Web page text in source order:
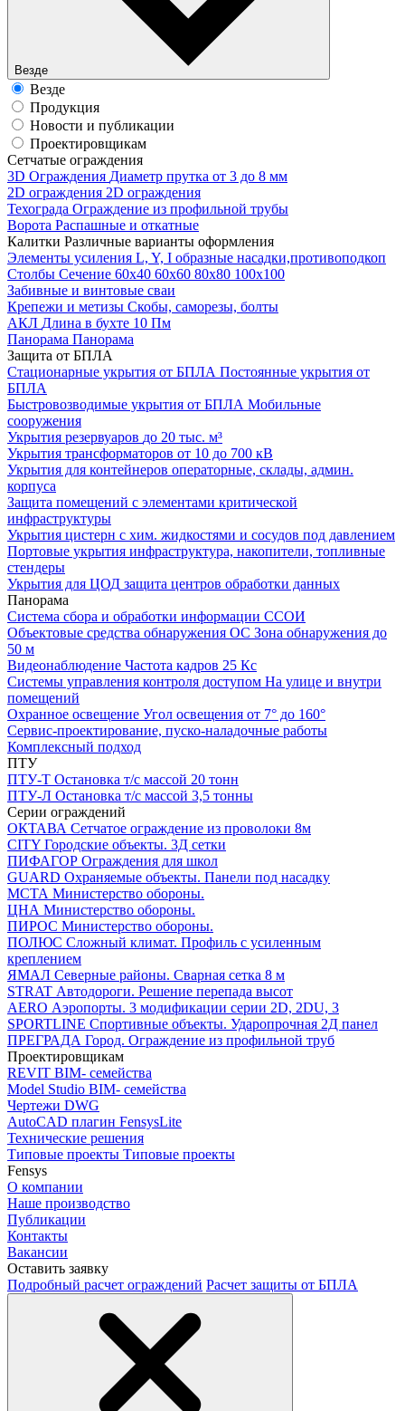
Везде
Везде
Продукция
Новости и публикации
Проектировщикам
Cетчатые ограждения
3D Ограждения Диаметр прутка от 3 до 8 мм
2D ограждения 2D ограждения
Техограда Ограждение из профильной трубы
Ворота Распашные и откатные
Калитки Различные варианты оформления
Элементы усиления L, Y, I образные насадки,противоподкоп
Столбы Сечение 60х40 60х60 80х80 100х100
Забивные и винтовые сваи
Крепежи и метизы Скобы, саморезы, болты
АКЛ Длина в бухте 10 Пм
Панорама Панорама
Защита от БПЛА
Стационарные укрытия от БПЛА Постоянные укрытия от
БПЛА
Быстровозводимые укрытия от БПЛА Мобильные
сооружения
Укрытия резервуаров до 20 тыс. м³
Укрытия трансформаторов от 10 до 700 кВ
Укрытия для контейнеров операторные, склады, админ.
корпуса
Защита помещений с элементами критической
инфраструктуры
Укрытия цистерн с хим. жидкостями и сосудов под давлением
Портовые укрытия инфраструктура, накопители, топливные
стендеры
Укрытия для ЦОД защита центров обработки данных
Панорама
Система сбора и обработки информации ССОИ
Объектовые средства обнаружения ОС Зона обнаружения до
50 м
Видеонаблюдение Частота кадров 25 Кс
Системы управления контроля доступом На улице и внутри
помещений
Охранное освещение Угол освещения от 7° до 160°
Сервис-проектирование, пуско-наладочные работы
Комплексный подход
ПТУ
ПТУ-Т Остановка т/c массой 20 тонн
ПТУ-Л Остановка т/c массой 3,5 тонны
Серии ограждений
ОКТАВА Сетчатое ограждение из проволоки 8м
CITY Городские объекты. 3Д сетки
ПИФАГОР Ограждения для школ
GUARD Охраняемые объекты. Панели под насадку
МСТА Министерство обороны.
ЦНА Министерство обороны.
ПИРОС Министерство обороны.
ПОЛЮС Сложный климат. Профиль с усиленным
креплением
ЯМАЛ Северные районы. Сварная сетка 8 м
STRAT Автодороги. Решение перепада высот
AERO Аэропорты. 3 модификации серии 2D, 2DU, 3
SPORTLINE Спортивные объекты. Ударопрочная 2Д панел
ПРЕГРАДА Город. Ограждение из профильной труб
Проектировщикам
REVIT BIM- семейства
Model Studio BIM- семейства
Чертежи DWG
AutoCAD плагин FensysLite
Технические решения
Типовые проекты Типовые проекты
Fensys
О компании
Наше производство
Публикации
Контакты
Вакансии
Оставить заявку
Подробный расчет ограждений Расчет защиты от БПЛА